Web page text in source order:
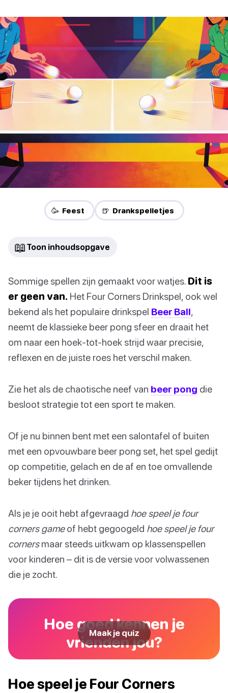
🥳 Feest 🍺 Drankspelletjes
📖 Toon inhoudsopgave
Sommige spellen zijn gemaakt voor watjes. Dit is
er geen van. Het Four Corners Drinkspel, ook wel
bekend als het populaire drinkspel Beer Ball,
neemt de klassieke beer pong sfeer en draait het
om naar een hoek-tot-hoek strijd waar precisie,
reflexen en de juiste roes het verschil maken.
Zie het als de chaotische neef van beer pong die
besloot strategie tot een sport te maken.
Of je nu binnen bent met een salontafel of buiten
met een opvouwbare beer pong set, het spel gedijt
op competitie, gelach en de af en toe omvallende
beker tijdens het drinken.
Als je je ooit hebt afgevraagd hoe speel je four
corners gameof hebt gegoogeld hoe speel je four
cornersmaar steeds uitkwam op klassenspellen
voor kinderen – dit is de versie voor volwassenen
die je zocht.
Hoe goed kennen je
vrienden jou?
Maak je quiz
Hoe speel je Four Corners